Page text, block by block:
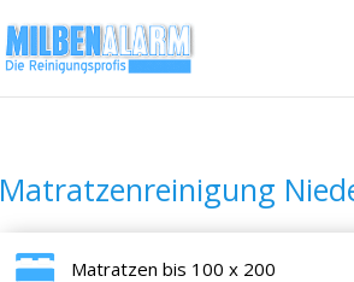
Matratzenreinigung
Matratzen bis 100 x 200